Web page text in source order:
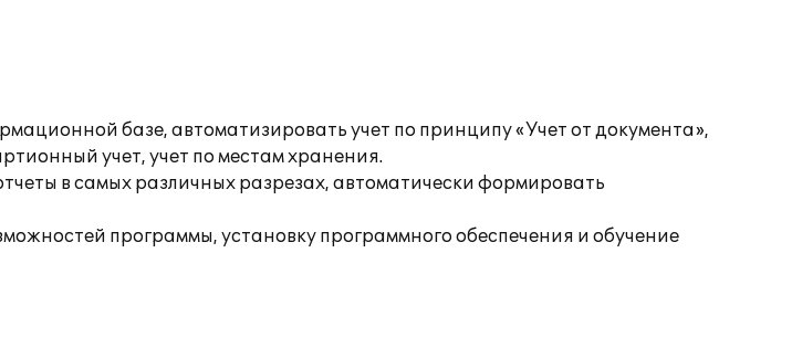
базе, автоматизировать учет по принципу «Учет от документа»,
учет, учет по местам хранения.
в самых различных разрезах, автоматически формировать
программы, установку программного обеспечения и обучение